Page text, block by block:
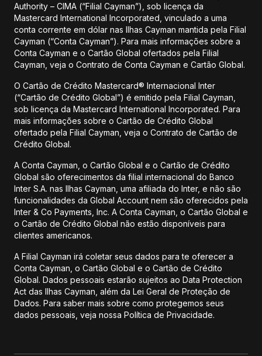
Authority – CIMA (“Filial Cayman”), sob licença da
Mastercard International Incorporated, vinculado a uma
conta corrente em dólar nas Ilhas Cayman mantida pela Filial
Cayman (“Conta Cayman”). Para mais informações sobre a
Conta Cayman e o Cartão Global ofertados pela Filial
Cayman, veja o Contrato de Conta Cayman e Cartão Global.
O Cartão de Crédito Mastercard® Internacional Inter
(“Cartão de Crédito Global”) é emitido pela Filial Cayman,
sob licença da Mastercard International Incorporated. Para
mais informações sobre o Cartão de Crédito Global
ofertado pela Filial Cayman, veja o Contrato de Cartão de
Crédito Global.
A Conta Cayman, o Cartão Global e o Cartão de Crédito
Global são oferecimentos da filial internacional do Banco
Inter S.A. nas Ilhas Cayman, uma afiliada do Inter, e não são
funcionalidades da Global Account nem são oferecidos pela
Inter & Co Payments, Inc. A Conta Cayman, o Cartão Global e
o Cartão de Crédito Global não estão disponíveis para
clientes americanos.
A Filial Cayman irá coletar seus dados para te oferecer a
Conta Cayman, o Cartão Global e o Cartão de Crédito
Global. Dados pessoais estarão sujeitos ao Data Protection
Act das Ilhas Cayman, além da Lei Geral de Proteção de
Dados. Para saber mais sobre como protegemos seus
dados pessoais, veja nossa Política de Privacidade.